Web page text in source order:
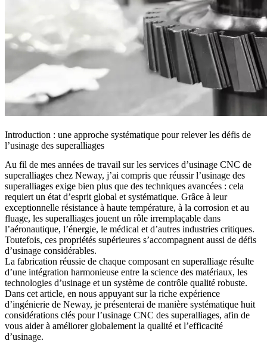
Introduction : une approche systématique pour relever les défis de
l’usinage des superalliages
Au fil de mes années de travail sur les services d’usinage CNC de
superalliages chez Neway, j’ai compris que réussir l’usinage des
superalliages exige bien plus que des techniques avancées : cela
requiert un état d’esprit global et systématique. Grâce à leur
exceptionnelle résistance à haute température, à la corrosion et au
fluage, les superalliages jouent un rôle irremplaçable dans
l’aéronautique, l’énergie, le médical et d’autres industries critiques.
Toutefois, ces propriétés supérieures s’accompagnent aussi de défis
d’usinage considérables.
La fabrication réussie de chaque composant en superalliage résulte
d’une intégration harmonieuse entre la science des matériaux, les
technologies d’usinage et un système de contrôle qualité robuste.
Dans cet article, en nous appuyant sur la riche expérience
d’ingénierie de Neway, je présenterai de manière systématique huit
considérations clés pour l’usinage CNC des superalliages, afin de
vous aider à améliorer globalement la qualité et l’efficacité
d’usinage.